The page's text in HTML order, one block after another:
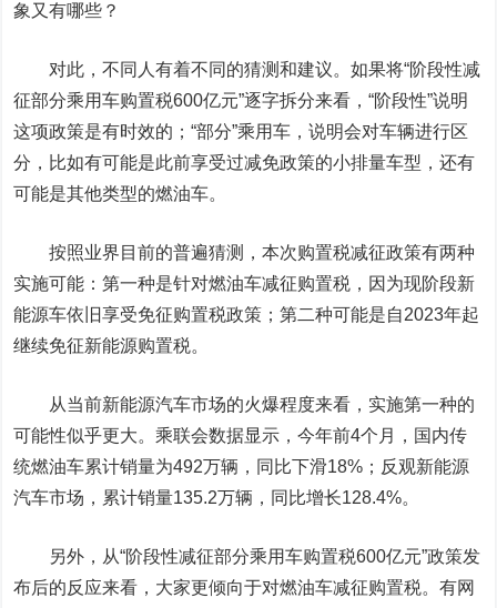
象又有哪些？
对此，不同人有着不同的猜测和建议。如果将“阶段性减
征部分乘用车购置税600亿元”逐字拆分来看，“阶段性”说明
这项政策是有时效的；“部分”乘用车，说明会对车辆进行区
分，比如有可能是此前享受过减免政策的小排量车型，还有
可能是其他类型的燃油车。
按照业界目前的普遍猜测，本次购置税减征政策有两种
实施可能：第一种是针对燃油车减征购置税，因为现阶段新
能源车依旧享受免征购置税政策；第二种可能是自2023年起
继续免征新能源购置税。
从当前新能源汽车市场的火爆程度来看，实施第一种的
可能性似乎更大。乘联会数据显示，今年前4个月，国内传
统燃油车累计销量为492万辆，同比下滑18%；反观新能源
汽车市场，累计销量135.2万辆，同比增长128.4%。
另外，从“阶段性减征部分乘用车购置税600亿元”政策发
布后的反应来看，大家更倾向于对燃油车减征购置税。有网